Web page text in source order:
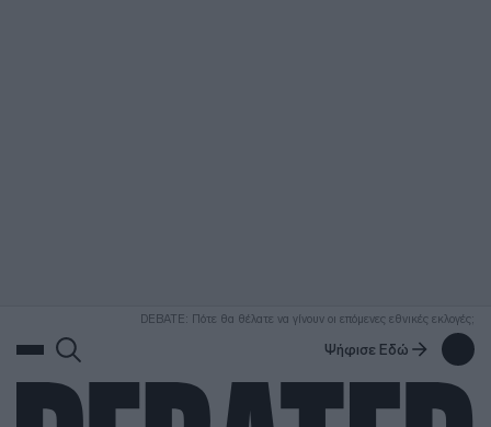
DEBATE: Πότε θα θέλατε να γίνουν οι επόμενες εθνικές εκλογές;
Ψήφισε Εδώ